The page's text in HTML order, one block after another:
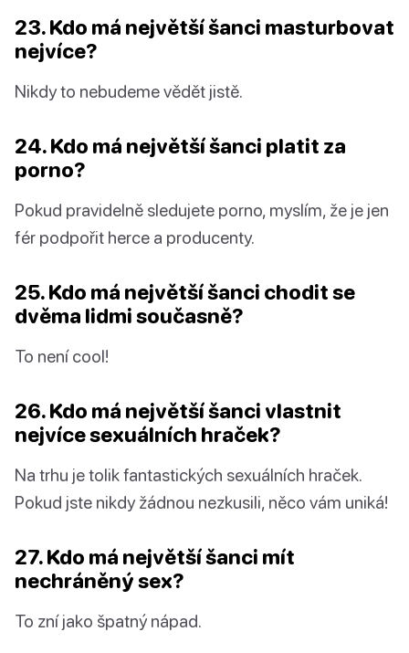
23. Kdo má největší šanci masturbovat
nejvíce?
Nikdy to nebudeme vědět jistě.
24. Kdo má největší šanci platit za
porno?
Pokud pravidelně sledujete porno, myslím, že je jen
fér podpořit herce a producenty.
25. Kdo má největší šanci chodit se
dvěma lidmi současně?
To není cool!
26. Kdo má největší šanci vlastnit
nejvíce sexuálních hraček?
Na trhu je tolik fantastických sexuálních hraček.
Pokud jste nikdy žádnou nezkusili, něco vám uniká!
27. Kdo má největší šanci mít
nechráněný sex?
To zní jako špatný nápad.